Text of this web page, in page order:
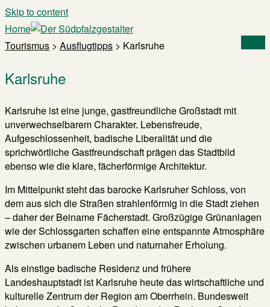
Skip to content
Home
Tourismus > Ausflugtipps > Karlsruhe
Karlsruhe
Karlsruhe ist eine junge, gastfreundliche Großstadt mit
unverwechselbarem Charakter. Lebensfreude,
Aufgeschlossenheit, badische Liberalität und die
sprichwörtliche Gastfreundschaft prägen das Stadtbild
ebenso wie die klare, fächerförmige Architektur.
Im Mittelpunkt steht das barocke Karlsruher Schloss, von
dem aus sich die Straßen strahlenförmig in die Stadt ziehen
– daher der Beiname Fächerstadt. Großzügige Grünanlagen
wie der Schlossgarten schaffen eine entspannte Atmosphäre
zwischen urbanem Leben und naturnaher Erholung.
Als einstige badische Residenz und frühere
Landeshauptstadt ist Karlsruhe heute das wirtschaftliche und
kulturelle Zentrum der Region am Oberrhein. Bundesweit